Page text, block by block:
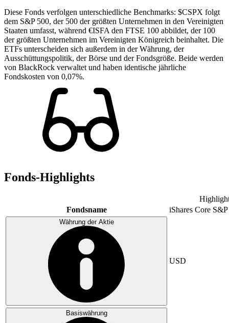
Diese Fonds verfolgen unterschiedliche Benchmarks: $CSPX folgt
dem S&P 500, der 500 der größten Unternehmen in den Vereinigten
Staaten umfasst, während €ISFA den FTSE 100 abbildet, der 100
der größten Unternehmen im Vereinigten Königreich beinhaltet. Die
ETFs unterscheiden sich außerdem in der Währung, der
Ausschüttungspolitik, der Börse und der Fondsgröße. Beide werden
von BlackRock verwaltet und haben identische jährliche
Fondskosten von 0,07%.
Fonds-Highlights
Fondsname
iShares Core
Währung der Aktie
USD
Basiswährung